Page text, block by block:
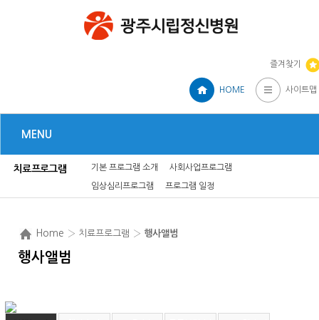
즐겨찾기
HOME 사이트맵
MENU
치료프로그램 기본 프로그램 소개 사회사업프로그램
임상심리프로그램 프로그램 일정
Home › 치료프로그램 › 행사앨범
행사앨범